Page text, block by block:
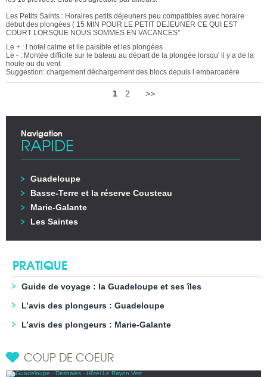
Les Petits Saints : Horaires petits déjeuners peu compatibles avec horaire
début des plongées ( 15 MIN POUR LE PETIT DEJEUNER CE QUI EST
COURT LORSQUE NOUS SOMMES EN VACANCES°
Le + : l hotel calme et ile paisible et les plongées
Le - : Montée difficile sur le bateau au départ de la plongée lorsqu' il y a de la
houle ou du vent.
Suggestion: chargement déchargement des blocs depuis l embarcadère
1 2 >>
Navigation
RAPIDE
Guadeloupe
Basse-Terre et la réserve Cousteau
Marie-Galante
Les Saintes
PRATIQUE
Guide de voyage : la Guadeloupe et ses îles
L’avis des plongeurs : Guadeloupe
L’avis des plongeurs : Marie-Galante
COUP DE COEUR